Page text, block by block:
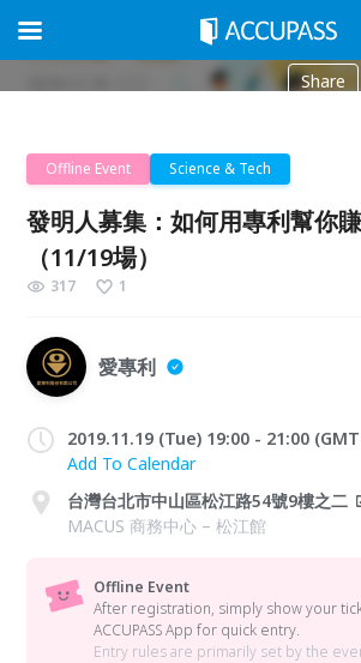
Share
Offline Event Science & Tech
發明人募集：如何用專利幫你
（11/19場）
317 1
愛專利
2019.11.19 (Tue) 19:00 - 21:00
Add To Calendar
台灣台北市中山區松江路54號9樓之二
MACUS 商務中心 – 松江館
Offline Event
After registration, simply show your
ACCUPASS App for quick entry.
Entry rules are primarily set by the